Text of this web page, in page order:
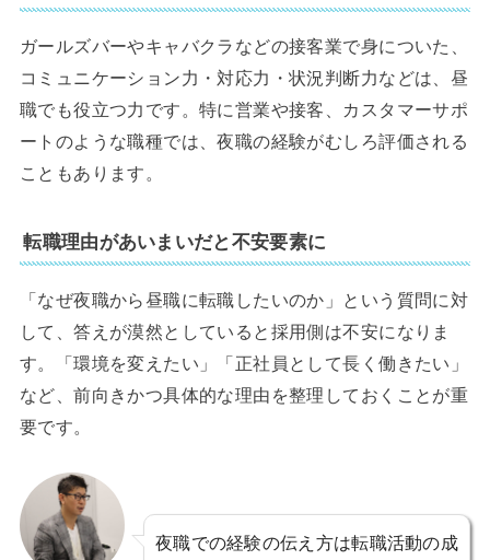
ガールズバーやキャバクラなどの接客業で身についた、
コミュニケーション力・対応力・状況判断力などは、昼
職でも役立つ力です。特に営業や接客、カスタマーサポ
ートのような職種では、夜職の経験がむしろ評価される
こともあります。
転職理由があいまいだと不安要素に
「なぜ夜職から昼職に転職したいのか」という質問に対
して、答えが漠然としていると採用側は不安になりま
す。「環境を変えたい」「正社員として長く働きたい」
など、前向きかつ具体的な理由を整理しておくことが重
要です。
夜職での経験の伝え方は転職活動の成